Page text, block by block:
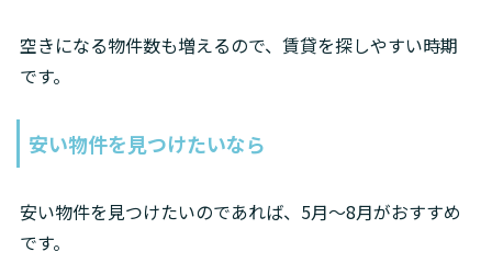
空きになる物件数も増えるので、賃貸を探しやすい時期
です。
安い物件を見つけたいなら
安い物件を見つけたいのであれば、5月～8月がおすすめ
です。